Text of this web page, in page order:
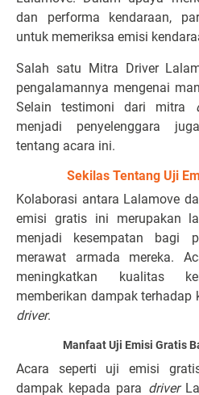
dan performa kendaraan,
untuk memeriksa emisi
Salah satu Mitra Driver
pengalamannya mengenai
Selain testimoni dari mitra
menjadi penyelenggara
tentang acara ini.
Sekilas Tentang Uji
Kolaborasi antara Lalamove
emisi gratis ini merupakan
menjadi kesempatan bagi
merawat armada mereka.
meningkatkan kualitas
memberikan dampak terhadap
driver.
Manfaat Uji Emisi Gratis
Acara seperti uji emisi
dampak kepada para driver